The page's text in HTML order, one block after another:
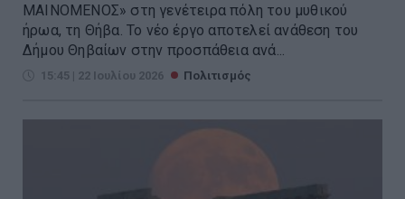
ΜΑΙΝΟΜΕΝΟΣ» στη γενέτειρα πόλη του μυθικού
ήρωα, τη Θήβα. Το νέο έργο αποτελεί ανάθεση του
Δήμου Θηβαίων στην προσπάθεια ανά...
15:45 | 22 Ιουλίου 2026 Πολιτισμός